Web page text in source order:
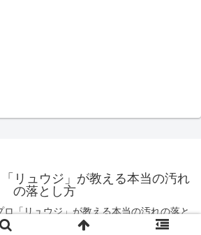
リュウジ」が教える本当の汚れ
の落とし方
「リュウジ」が教える本当の汚れの落と